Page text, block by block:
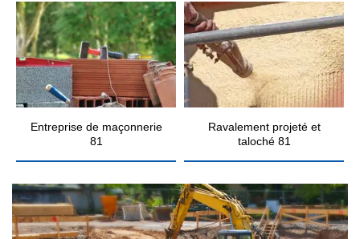
Entreprise de maçonnerie
81
Ravalement projeté et
taloché 81